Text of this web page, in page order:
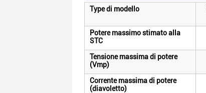
Type di modello
Potere massimo stimato alla
STC
Tensione massima di potere
(Vmp)
Corrente massima di potere
(diavoletto)